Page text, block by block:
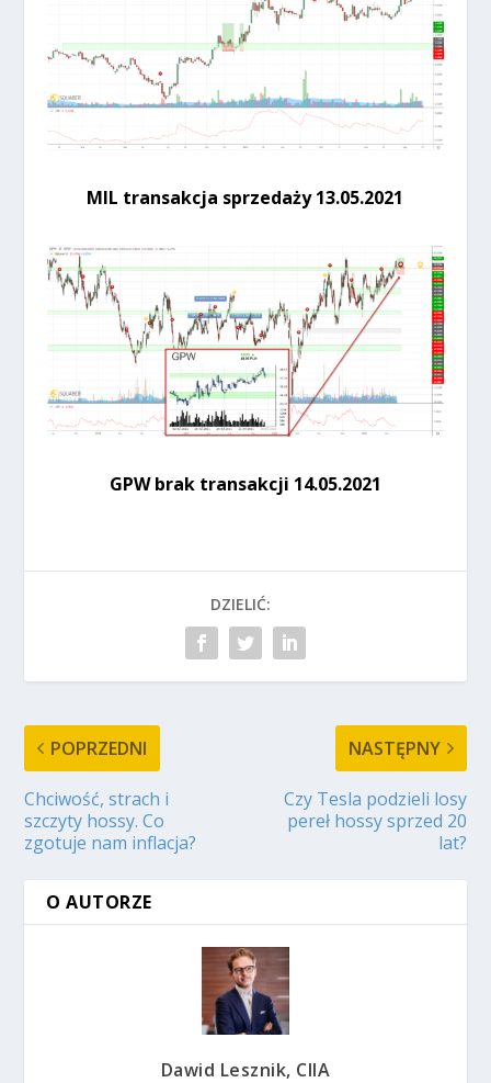
MIL transakcja sprzedaży 13.05.2021
GPW brak transakcji 14.05.2021
DZIELIĆ:
POPRZEDNI
Chciwość, strach i
szczyty hossy. Co
zgotuje nam inflacja?
NASTĘPNY
Czy Tesla podzieli losy
pereł hossy sprzed 20
lat?
O AUTORZE
Dawid Lesznik, CIIA